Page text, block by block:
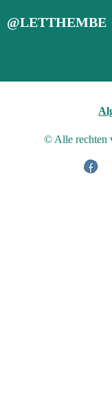
@LETTHEMBE
© Alle rechten